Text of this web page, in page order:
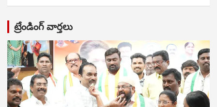
ట్రేండింగ్ వార్తలు